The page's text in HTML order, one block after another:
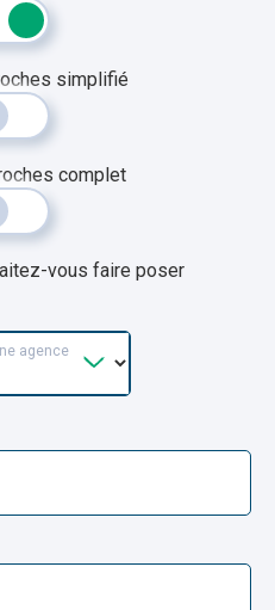
simplifié
complet
vous faire poser
agence